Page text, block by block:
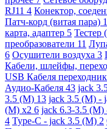
RJ11 4 Конектор,
Патч-корд (витая пара)
карта, адаптер 5 Тестер
преобразователи 11
6 Осушители воздуха 3
Кабели, шлейфы,
USB Кабеля
Аудио-Кабеля 43 jack
3.5 (M) 13 jack 3.5 (M) -
(M) x2 6 jack 6.3-3.5
4 Type-C - jack 3.5 (M) 2